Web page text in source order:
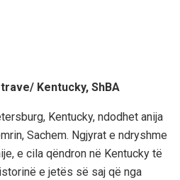
Kentucky, ShBA
Kentucky, ndodhet anija
Sachem. Ngjyrat e ndryshme
e cila qëndron në Kentucky të
e jetës së saj që nga